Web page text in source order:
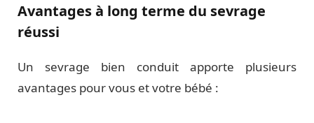
Avantages à long terme du sevrage
réussi
Un sevrage bien conduit apporte plusieurs
avantages pour vous et votre bébé :